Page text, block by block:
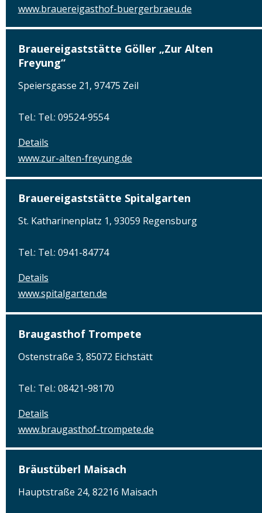
www.brauereigasthof-buergerbraeu.de
Brauereigaststätte Göller „Zur Alten
Freyung“
Speiersgasse 21, 97475 Zeil
Tel.: Tel.: 09524-9554
Details
www.zur-alten-freyung.de
Brauereigaststätte Spitalgarten
St. Katharinenplatz 1, 93059 Regensburg
Tel.: Tel.: 0941-84774
Details
www.spitalgarten.de
Braugasthof Trompete
Ostenstraße 3, 85072 Eichstätt
Tel.: Tel.: 08421-98170
Details
www.braugasthof-trompete.de
Bräustüberl Maisach
Hauptstraße 24, 82216 Maisach